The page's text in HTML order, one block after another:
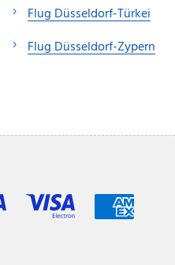
Flug Düsseldorf-Türkei
Flug Düsseldorf-Zypern